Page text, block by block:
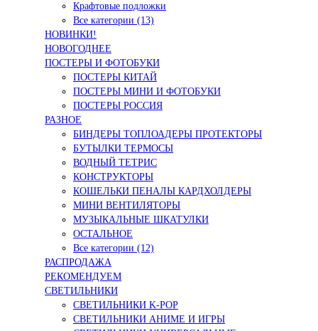
Крафтовые подложки
Все категории (13)
НОВИНКИ!
НОВОГОДНЕЕ
ПОСТЕРЫ И ФОТОБУКИ
ПОСТЕРЫ КИТАЙ
ПОСТЕРЫ МИНИ И ФОТОБУКИ
ПОСТЕРЫ РОССИЯ
РАЗНОЕ
БИНДЕРЫ ТОПЛОАДЕРЫ ПРОТЕКТОРЫ
БУТЫЛКИ ТЕРМОСЫ
ВОДНЫЙ ТЕТРИС
КОНСТРУКТОРЫ
КОШЕЛЬКИ ПЕНАЛЫ КАРДХОЛДЕРЫ
МИНИ ВЕНТИЛЯТОРЫ
МУЗЫКАЛЬНЫЕ ШКАТУЛКИ
ОСТАЛЬНОЕ
Все категории (12)
РАСПРОДАЖА
РЕКОМЕНДУЕМ
СВЕТИЛЬНИКИ
СВЕТИЛЬНИКИ K-POP
СВЕТИЛЬНИКИ АНИМЕ И ИГРЫ